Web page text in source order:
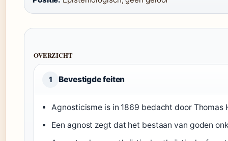
OVERZICHT
1 Bevestigde feiten
Agnosticisme is in 1869 bedacht door Thomas
Een agnost zegt dat het bestaan van goden